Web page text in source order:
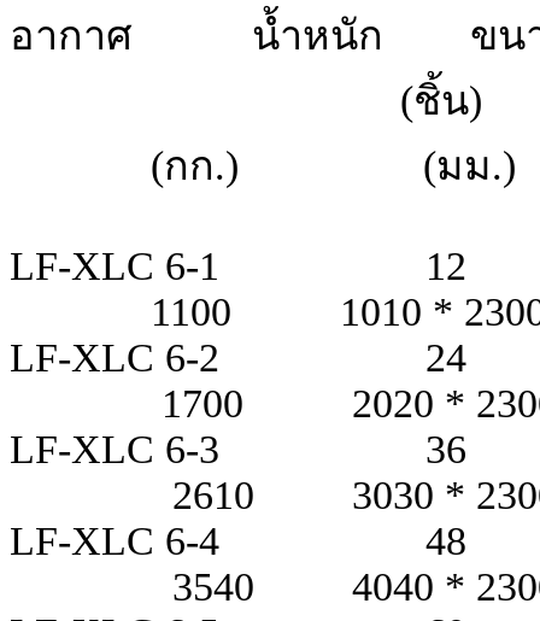
อากาศ น้ำหนัก ขนาด
(ชิ้น)
(กก.) (มม.)
LF-XLC 6-
1100 1010 * 2300 *
LF-XLC 6-
1700 2020 * 2300
LF-XLC 6-
2610 3030 * 2300
LF-XLC 6-
3540 4040 * 2300